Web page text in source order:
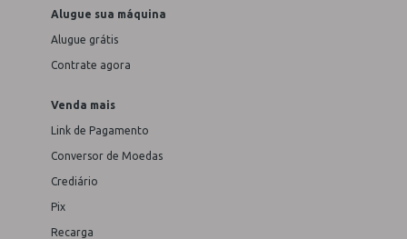
Alugue sua máquina
Alugue grátis
Contrate agora
Venda mais
Link de Pagamento
Conversor de Moedas
Crediário
Pix
Recarga